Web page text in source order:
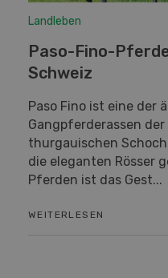
Landleben
Paso-Fino-
Schweiz
Paso Fino ist eine der
Gangpferderassen der
thurgauischen
die eleganten Rösser
Pferden ist das Gest...
WEITERLESEN